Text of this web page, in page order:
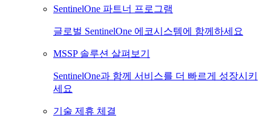
SentinelOne 파트너 프로그램
글로벌 SentinelOne 에코시스템에 함께하세요
MSSP 솔루션 살펴보기
SentinelOne과 함께 서비스를 더 빠르게 성장시키
세요
기술 제휴 체결